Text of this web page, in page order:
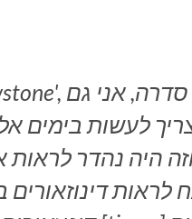
לעשות בימים
היה נהדר
דינוזאורים